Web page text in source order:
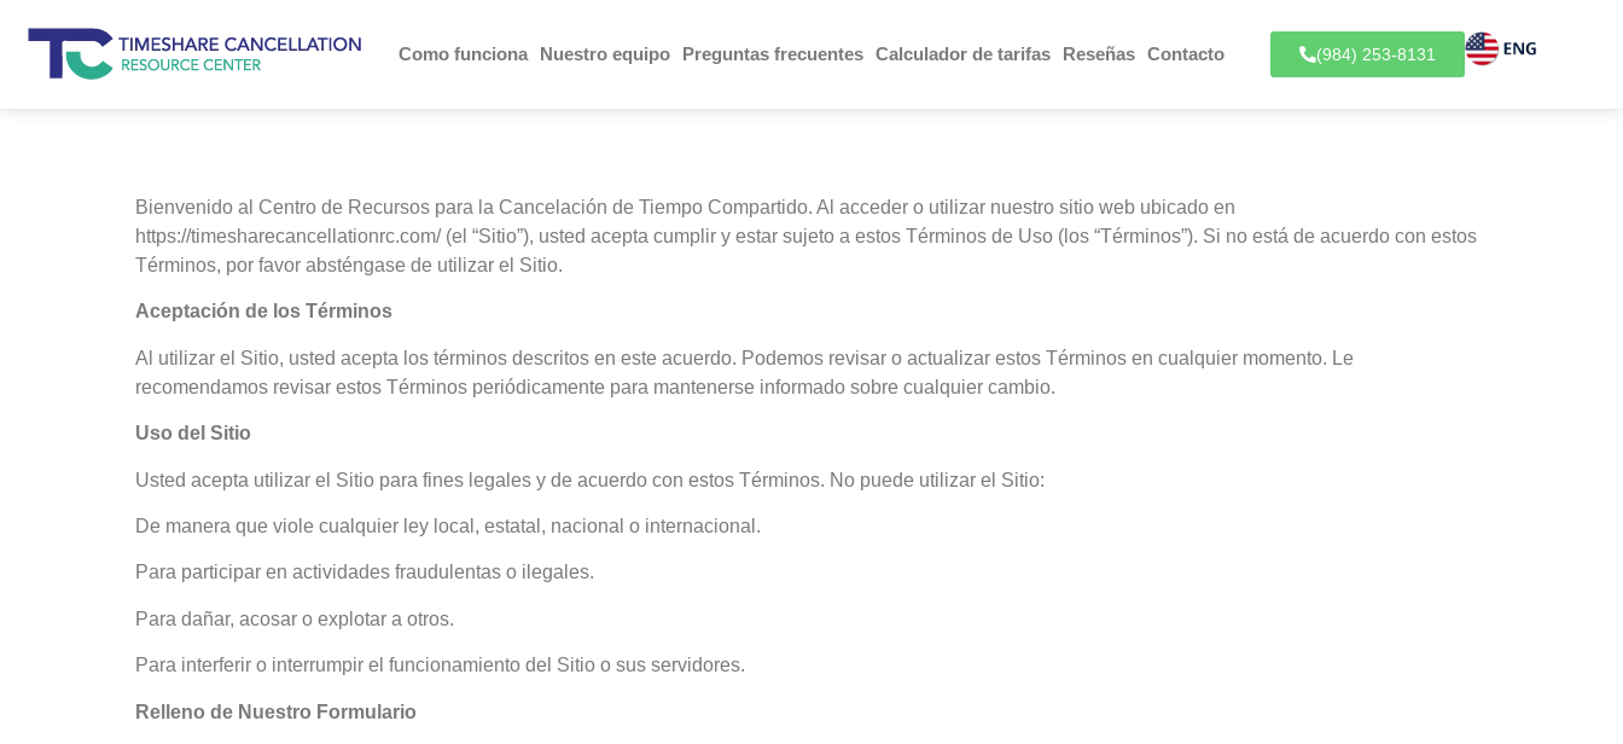
Como funciona Nuestro equipo Preguntas frecuentes Calculador de tarifas Reseñas Contacto (984) 253-8131
Bienvenido al Centro de Recursos para la Cancelación de Tiempo Compartido. Al acceder o utilizar nuestro sitio web ubicado en
https://timesharecancellationrc.com/ (el “Sitio”), usted acepta cumplir y estar sujeto a estos Términos de Uso (los “Términos”). Si no está de acuerdo con estos
Términos, por favor absténgase de utilizar el Sitio.
Aceptación de los Términos
Al utilizar el Sitio, usted acepta los términos descritos en este acuerdo. Podemos revisar o actualizar estos Términos en cualquier momento. Le
recomendamos revisar estos Términos periódicamente para mantenerse informado sobre cualquier cambio.
Uso del Sitio
Usted acepta utilizar el Sitio para fines legales y de acuerdo con estos Términos. No puede utilizar el Sitio:
De manera que viole cualquier ley local, estatal, nacional o internacional.
Para participar en actividades fraudulentas o ilegales.
Para dañar, acosar o explotar a otros.
Para interferir o interrumpir el funcionamiento del Sitio o sus servidores.
Relleno de Nuestro Formulario